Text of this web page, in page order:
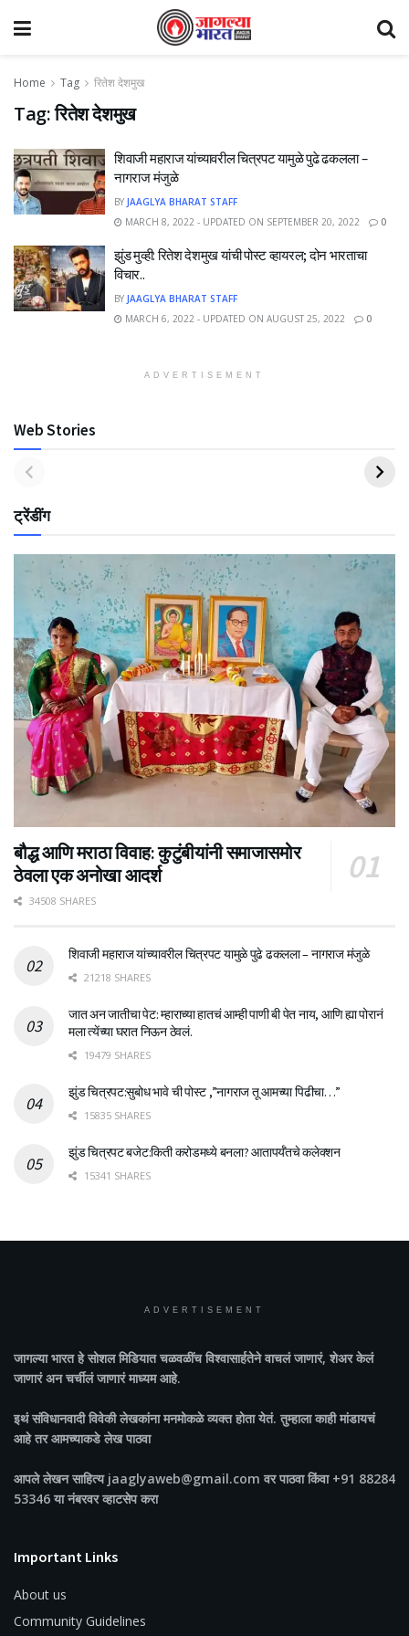
Home Tag रितेश देशमुख
Tag:रितेश देशमुख
शिवाजी महाराज यांच्यावरील चित्रपट यामुळे पुढे ढकलला –
नागराज मंजुळे
BY JAAGLYA BHARAT STAFF
MARCH 8, 2022 - UPDATED ON SEPTEMBER 20, 2022
0
झुंड मुव्ही: रितेश देशमुख यांची पोस्ट व्हायरल; दोन भारताचा
विचार..
BY JAAGLYA BHARAT STAFF
MARCH 6, 2022 - UPDATED ON AUGUST 25, 2022
0
ADVERTISEMENT
Web Stories
ट्रेंडींग
बौद्ध आणि मराठा विवाह: कुटुंबीयांनी समाजासमोर
ठेवला एक अनोखा आदर्श
34508 SHARES
शिवाजी महाराज यांच्यावरील चित्रपट यामुळे पुढे ढकलला – नागराज मंजुळे
21218 SHARES
जात अन जातीचा पेट: म्हाराच्या हातचं आम्ही पाणी बी पेत नाय, आणि ह्या पोरानं
मला त्येंच्या घरात निऊन ठेवलं.
19479 SHARES
झुंड चित्रपट:सुबोध भावे ची पोस्ट ,”नागराज तू आमच्या पिढीचा…”
15835 SHARES
झुंड चित्रपट बजेट:किती करोडमध्ये बनला? आतापर्यँतचे कलेक्शन
15341 SHARES
ADVERTISEMENT
जागल्या भारतहे सोशल मिडियात चळवळींच विश्वासार्हतेने वाचलं जाणारं, शेअर केलं
जाणारं अन चर्चीलं जाणारं माध्यम आहे.
इथं संविधानवादी विवेकी लेखकांना मनमोकळे व्यक्त होता येतं. तुम्हाला काही मांडायचं
आहे तर आमच्याकडे लेख पाठवा
आपले लेखन साहित्य jaaglyaweb@gmail.com वर पाठवा किंवा +91 88284
53346 या नंबरवर व्हाटसेप करा
Important Links
About us
Community Guidelines